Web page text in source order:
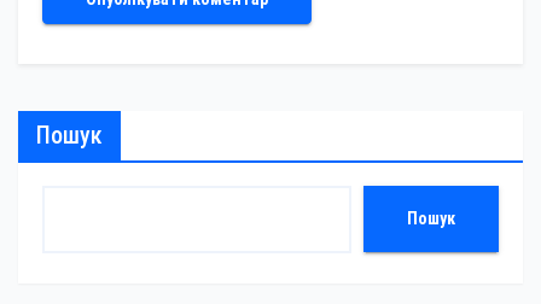
Пошук
Пошук